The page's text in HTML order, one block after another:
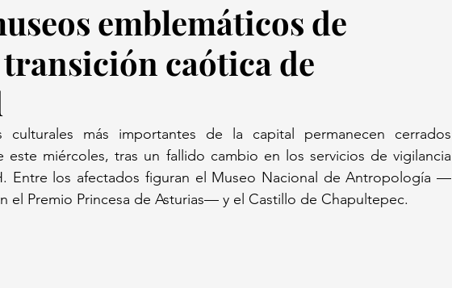
emblemáticos de
caótica de
más importantes de la capital permanecen cerrados
este miércoles, tras un fallido cambio en los servicios de vigilancia
Entre los afectados figuran el Museo Nacional de Antropología —
el Premio Princesa de Asturias— y el Castillo de Chapultepec.